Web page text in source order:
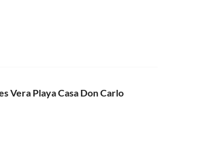
Vera Playa Casa Don Carlo